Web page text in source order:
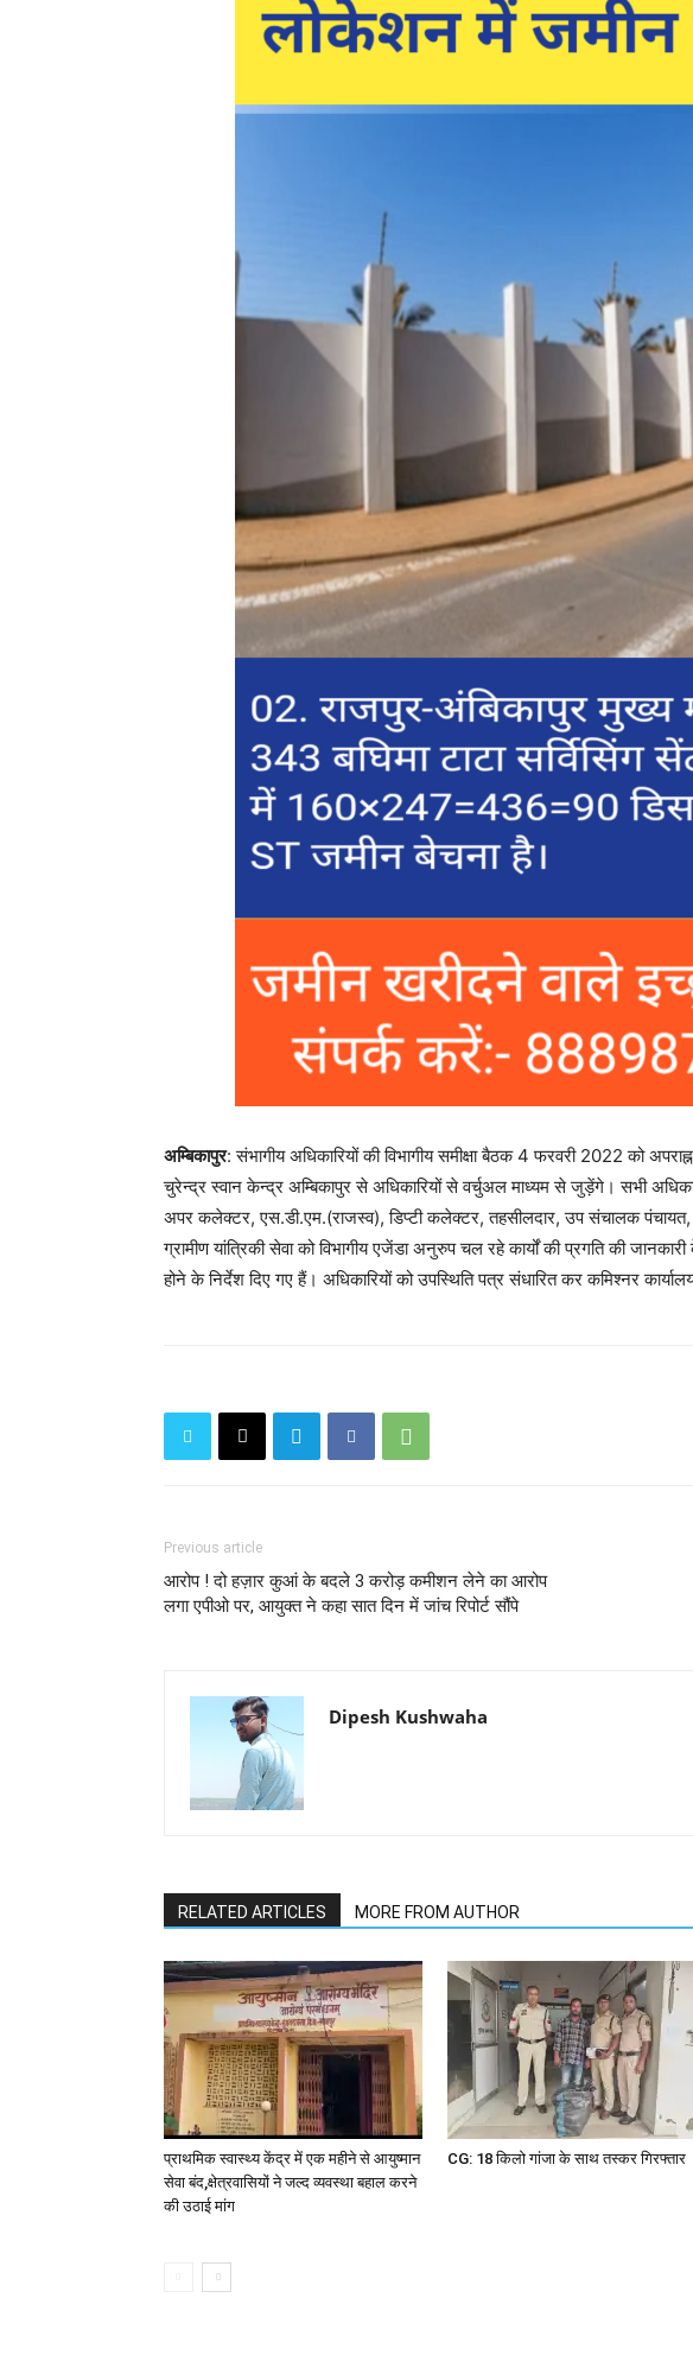
अम्बिकापुर: संभागीय अधिकारियों की विभागीय समीक्षा बैठक 4 फरवरी 2022 को
चुरेन्द्र स्वान केन्द्र अम्बिकापुर से अधिकारियों से वर्चुअल माध्यम से जुड़ेंगे। सभी
अपर कलेक्टर, एस.डी.एम.(राजस्व), डिप्टी कलेक्टर, तहसीलदार, उप संचालक
ग्रामीण यांत्रिकी सेवा को विभागीय एजेंडा अनुरुप चल रहे कार्यों की प्रगति की
होने के निर्देश दिए गए हैं। अधिकारियों को उपस्थिति पत्र संधारित कर कमिश्नर
Previous article
आरोप ! दो हज़ार कुआं के बदले 3 करोड़ कमीशन लेने का आरोप
लगा एपीओ पर, आयुक्त ने कहा सात दिन में जांच रिपोर्ट सौंपे
Dipesh Kushwaha
RELATED ARTICLES MORE FROM AUTHOR
प्राथमिक स्वास्थ्य केंद्र में एक महीने से आयुष्मान
सेवा बंद,क्षेत्रवासियों ने जल्द व्यवस्था बहाल करने
की उठाई मांग
CG: 18 किलो गांजा के साथ तस्कर गिरफ्तार